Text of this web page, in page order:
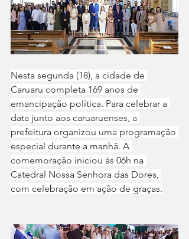
Nesta segunda (18), a cidade de
Caruaru completa 169 anos de
emancipação política. Para celebrar a
data junto aos caruaruenses, a
prefeitura organizou uma programação
especial durante a manhã. A
comemoração iniciou às 06h na
Catedral Nossa Senhora das Dores,
com celebração em ação de graças.